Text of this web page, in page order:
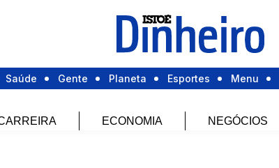
Saúde Gente Planeta Esportes Menu
ECONOMIA NEGÓCIOS